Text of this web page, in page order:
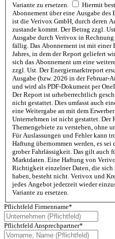
Variante zu ersetzen.
Hiermit
Abonnement über eine Ausgabe des
ist die Verivox GmbH, durch deren
zustande kommt. Der Betrag zzgl.
Ausgabe durch Verivox in
fällig. Das Abonnement ist mit einer
Jahres, in dem der Report geliefert
sich das Abonnement um eine
zzgl. Ust. Der Energiemarktreport
Ausgabe (bzw. 2026 in der Februar-
und wird als PDF-Dokument per
Der Report ist urheberrechtlich
nicht gestattet. Dies umfasst auch
eine Weitergabe an mit dem
Unternehmen ist nicht gestattet.
Themengebiete zu verstehen, ohne
Für Auslassungen und Fehler kann
Haftung übernommen werden, es sei
grober Fahrlässigkeit. Das gilt auch
Marktdaten. Eine Haftung von
Richtigkeit einzelner Daten, die sich
haben, besteht nicht. Verivox und
jedes Angebot jederzeit wieder
Variante zu ersetzen.
Pflichtfeld Firmenname*
Pflichtfeld Ansprechpartner*